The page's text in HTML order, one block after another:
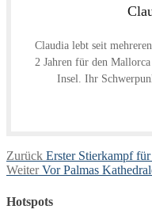
Claudia lebt seit
2 Jahren für den
Insel. Ihr
Zurück Vorheriger
Beitrag:
Erster Stierkampf
Weiter Nächster
Vor Palmas
Hotspots